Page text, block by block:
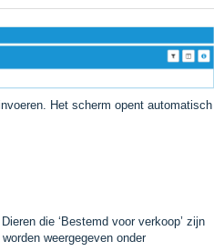
Het scherm opent automatisch
die ‘Bestemd voor verkoop’ zijn
weergegeven onder